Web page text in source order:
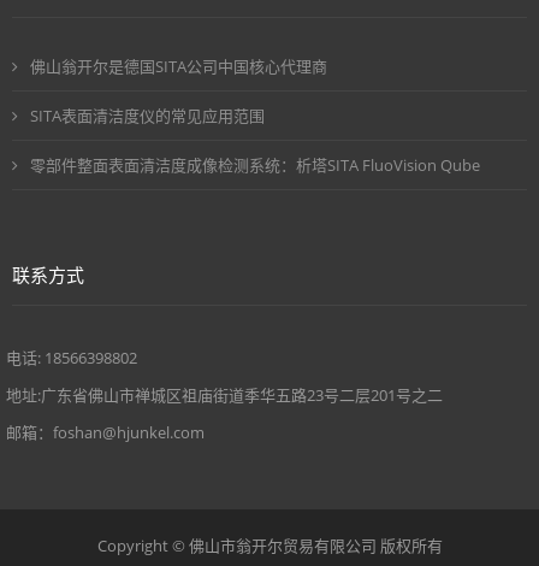
佛山翁开尔是德国SITA公司中国核心代理商
SITA表面清洁度仪的常见应用范围
零部件整面表面清洁度成像检测系统：析塔SITA FluoVision Qube
联系方式
电话: 18566398802
地址:广东省佛山市禅城区祖庙街道季华五路23号二层201号之二
邮箱：foshan@hjunkel.com
Copyright © 佛山市翁开尔贸易有限公司 版权所有